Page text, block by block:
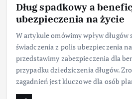
Dług spadkowy a
ubezpieczenia na życie
W artykule omówimy wpływ długów
świadczenia z polis ubezpieczenia
przedstawimy zabezpieczenia dla
przypadku dziedziczenia długów.
zagadnień jest kluczowe dla osób